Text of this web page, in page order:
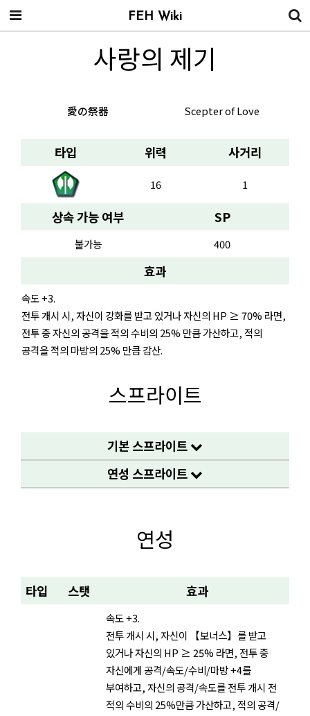
사랑의 제기
愛の祭器 Scepter of Love
타입 위력 사거리
16 1
상속 가능 여부 SP
불가능 400
효과
속도 +3.
전투 개시 시, 자신이 강화를 받고 있거나 자신의 HP ≥ 70% 라면,
전투 중 자신의 공격을 적의 수비의 25% 만큼 가산하고, 적의
공격을 적의 마방의 25% 만큼 감산.
스프라이트
기본 스프라이트
연성 스프라이트
연성
타입 스탯 효과
속도 +3.
전투 개시 시, 자신이 【보너스】를 받고
있거나 자신의 HP ≥ 25% 라면, 전투 중
자신에게 공격/속도/수비/마방 +4를
부여하고, 자신의 공격/속도를 전투 개시 전
적의 수비의 25%만큼 가산하고, 적의 공격/
FEH Wiki